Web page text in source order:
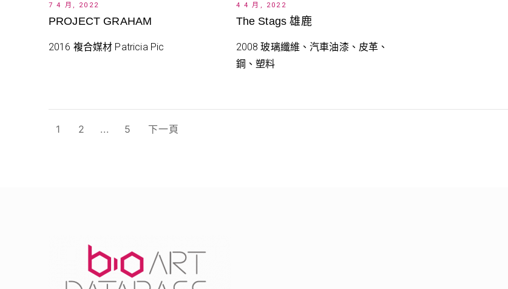
7 4 月, 2022
PROJECT GRAHAM
2016 複合媒材 Patricia Pic
4 4 月, 2022
The Stags 雄鹿
2008 玻璃纖維、汽車油漆、皮革、
鋼、塑料
文
1 2 ... 5 下一頁